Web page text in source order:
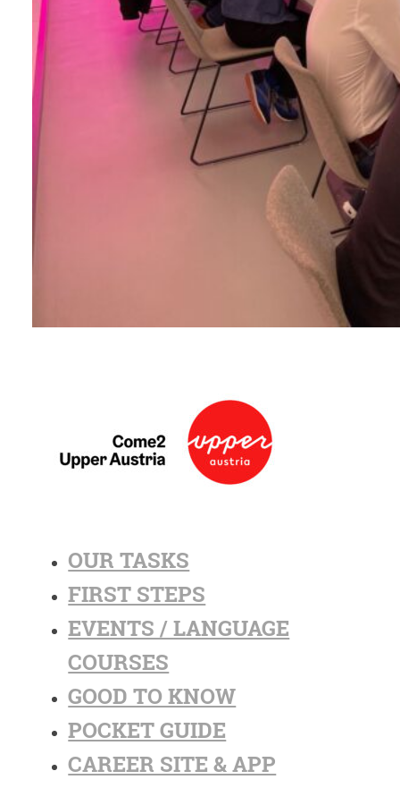
OUR TASKS
FIRST STEPS
EVENTS / LANGUAGE
COURSES
GOOD TO KNOW
POCKET GUIDE
CAREER SITE & APP